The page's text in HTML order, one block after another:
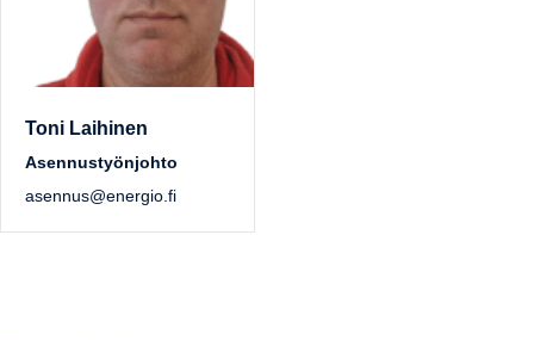
Toni Laihinen
Asennustyönjohto
asennus@energio.fi